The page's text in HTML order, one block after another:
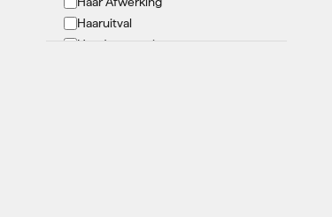
Theraderm
Haaruitval
Hand verzorging